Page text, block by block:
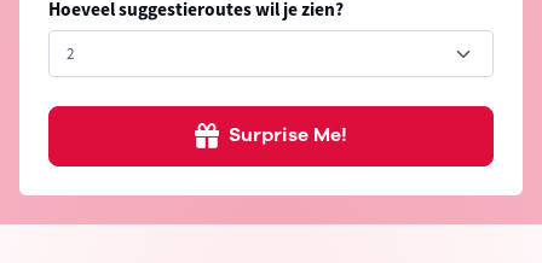
Hoeveel suggestieroutes wil je zien?
Surprise Me!